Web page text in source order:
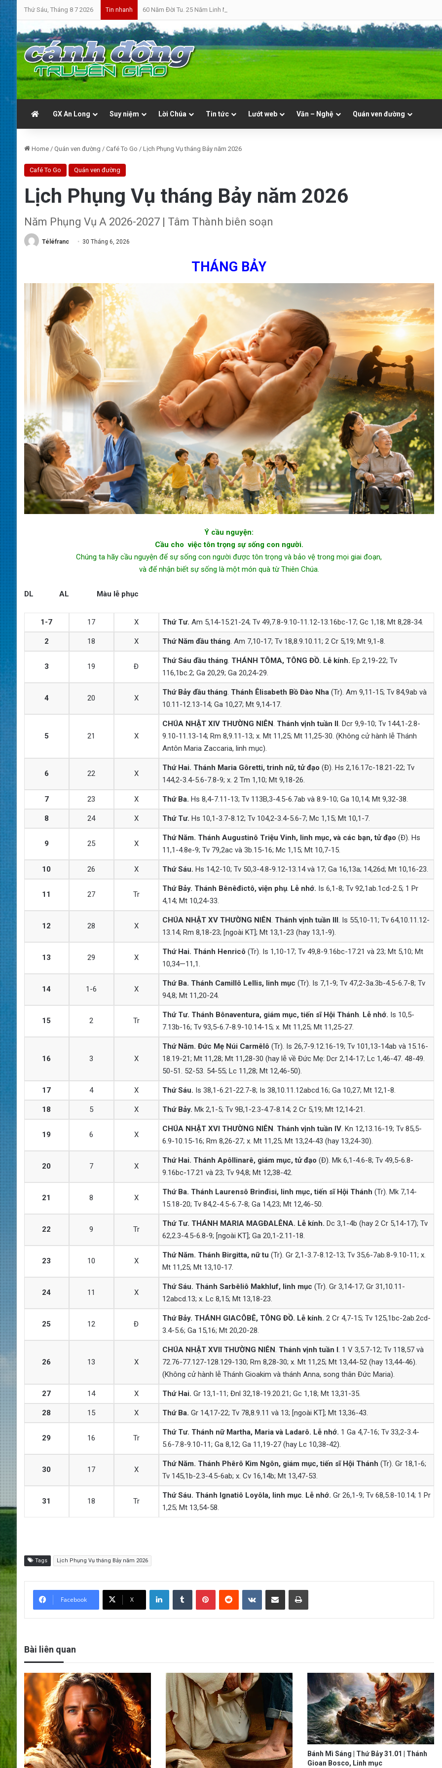
Thứ Sáu, Tháng 8 7 2026 Tin nhanh 60 Năm Đời Tu. 25 Năm Linh Mục. Phần VII: ĐỜI LINH MỤC. Cả Nổ
GX An Long Suy niệm Lời Chúa Tin tức Lướt web Văn – Nghệ Quán ven đường
Home / Quán ven đường / Café To Go / Lịch Phụng Vụ tháng Bảy năm 2026
Café To Go Quán ven đường
Lịch Phụng Vụ tháng Bảy năm 2026
Năm Phụng Vụ A 2026-2027 | Tâm Thành biên soạn
Téléfranc 30 Tháng 6, 2026
THÁNG BẢY
Ý cầu nguyện:
Cầu cho việc tôn trọng sự sống con người.
Chúng ta hãy cầu nguyện để sự sống con người được tôn trọng và bảo vệ trong mọi giai đoạn,
và để nhận biết sự sống là một món quà từ Thiên Chúa.
DL AL Màu lễ phục
1-7 17 X Thứ Tư. Am 5,14-15.21-24; Tv 49,7.8-9.10-11.12-13.16bc-17; Gc 1,18; Mt 8,28-34.
2 18 X Thứ Năm đầu tháng. Am 7,10-17; Tv 18,8.9.10.11; 2 Cr 5,19; Mt 9,1-8.
3 19 Đ
Thứ Sáu đầu tháng. THÁNH TÔMA, TÔNG ĐỒ. Lễ kính. Ep 2,19-22; Tv
116,1bc.2; Ga 20,29; Ga 20,24-29.
4 20 X
Thứ Bảy đầu tháng. Thánh Êlisabeth Bồ Đào Nha(Tr). Am 9,11-15; Tv 84,9ab và
10.11-12.13-14; Ga 10,27; Mt 9,14-17.
5 21 X
CHÚA NHẬT XIV THƯỜNG NIÊN. Thánh vịnh tuần II. Dcr 9,9-10; Tv 144,1-2.8-
9.10-11.13-14; Rm 8,9.11-13; x. Mt 11,25; Mt 11,25-30. (Không cử hành lễ Thánh
Antôn Maria Zaccaria, linh mục).
6 22 X
Thứ Hai. Thánh Maria Gôretti, trinh nữ, tử đạo (Đ). Hs 2,16.17c-18.21-22; Tv
144,2-3.4-5.6-7.8-9; x. 2 Tm 1,10; Mt 9,18-26.
7 23 X Thứ Ba. Hs 8,4-7.11-13; Tv 113B,3-4.5-6.7ab và 8.9-10; Ga 10,14; Mt 9,32-38.
8 24 X Thứ Tư. Hs 10,1-3.7-8.12; Tv 104,2-3.4-5.6-7; Mc 1,15; Mt 10,1-7.
9 25 X
Thứ Năm. Thánh Augustinô Triệu Vinh, linh mục, và các bạn, tử đạo (Đ). Hs
11,1-4.8e-9; Tv 79,2ac và 3b.15-16; Mc 1,15; Mt 10,7-15.
10 26 X Thứ Sáu. Hs 14,2-10; Tv 50,3-4.8-9.12-13.14 và 17; Ga 16,13a; 14,26d; Mt 10,16-23.
11 27 Tr
Thứ Bảy. Thánh Bênêđictô, viện phụ. Lễ nhớ. Is 6,1-8; Tv 92,1ab.1cd-2.5; 1 Pr
4,14; Mt 10,24-33.
12 28 X
CHÚA NHẬT XV THƯỜNG NIÊN. Thánh vịnh tuần III. Is 55,10-11; Tv 64,10.11.12-
13.14; Rm 8,18-23; [ngoài KT]; Mt 13,1-23 (hay 13,1-9).
13 29 X
Thứ Hai. Thánh Henricô (Tr). Is 1,10-17; Tv 49,8-9.16bc-17.21 và 23; Mt 5,10; Mt
10,34—11,1.
14 1-6 X
Thứ Ba. Thánh Camillô Lellis, linh mục (Tr). Is 7,1-9; Tv 47,2-3a.3b-4.5-6.7-8; Tv
94,8; Mt 11,20-24.
15 2 Tr
Thứ Tư. Thánh Bônaventura, giám mục, tiến sĩ Hội Thánh. Lễ nhớ. Is 10,5-
7.13b-16; Tv 93,5-6.7-8.9-10.14-15; x. Mt 11,25; Mt 11,25-27.
16 3 X
Thứ Năm. Đức Mẹ Núi Carmêlô (Tr). Is 26,7-9.12.16-19; Tv 101,13-14ab và 15.16-
18.19-21; Mt 11,28; Mt 11,28-30 (hay lễ về Đức Mẹ: Dcr 2,14-17; Lc 1,46-47. 48-49.
50-51. 52-53. 54-55; Lc 11,28; Mt 12,46-50).
17 4 X Thứ Sáu. Is 38,1-6.21-22.7-8; Is 38,10.11.12abcd.16; Ga 10,27; Mt 12,1-8.
18 5 X Thứ Bảy. Mk 2,1-5; Tv 9B,1-2.3-4.7-8.14; 2 Cr 5,19; Mt 12,14-21.
19 6 X
CHÚA NHẬT XVI THƯỜNG NIÊN. Thánh vịnh tuần IV. Kn 12,13.16-19; Tv 85,5-
6.9-10.15-16; Rm 8,26-27; x. Mt 11,25; Mt 13,24-43 (hay 13,24-30).
20 7 X
Thứ Hai. Thánh Apôllinarê, giám mục, tử đạo (Đ). Mk 6,1-4.6-8; Tv 49,5-6.8-
9.16bc-17.21 và 23; Tv 94,8; Mt 12,38-42.
21 8 X
Thứ Ba. Thánh Laurensô Brinđisi, linh mục, tiến sĩ Hội Thánh (Tr). Mk 7,14-
15.18-20; Tv 84,2-4.5-6.7-8; Ga 14,23; Mt 12,46-50.
22 9 Tr
Thứ Tư. THÁNH MARIA MAGĐALÊNA. Lễ kính. Dc 3,1-4b (hay 2 Cr 5,14-17); Tv
62,2.3-4.5-6.8-9; [ngoài KT]; Ga 20,1-2.11-18.
23 10 X
Thứ Năm. Thánh Birgitta, nữ tu (Tr). Gr 2,1-3.7-8.12-13; Tv 35,6-7ab.8-9.10-11; x.
Mt 11,25; Mt 13,10-17.
24 11 X
Thứ Sáu. Thánh Sarbêliô Makhluf, linh mục (Tr). Gr 3,14-17; Gr 31,10.11-
12abcd.13; x. Lc 8,15; Mt 13,18-23.
25 12 Đ
Thứ Bảy. THÁNH GIACÔBÊ, TÔNG ĐỒ. Lễ kính. 2 Cr 4,7-15; Tv 125,1bc-2ab.2cd-
3.4-5.6; Ga 15,16; Mt 20,20-28.
26 13 X
CHÚA NHẬT XVII THƯỜNG NIÊN. Thánh vịnh tuần I. 1 V 3,5.7-12; Tv 118,57 và
72.76-77.127-128.129-130; Rm 8,28-30; x. Mt 11,25; Mt 13,44-52 (hay 13,44-46).
(Không cử hành lễ Thánh Gioakim và thánh Anna, song thân Đức Maria).
27 14 X Thứ Hai. Gr 13,1-11; Đnl 32,18-19.20.21; Gc 1,18; Mt 13,31-35.
28 15 X Thứ Ba. Gr 14,17-22; Tv 78,8.9.11 và 13; [ngoài KT]; Mt 13,36-43.
29 16 Tr
Thứ Tư. Thánh nữ Martha, Maria và Ladarô. Lễ nhớ. 1 Ga 4,7-16; Tv 33,2-3.4-
5.6-7.8-9.10-11; Ga 8,12; Ga 11,19-27 (hay Lc 10,38-42).
30 17 X
Thứ Năm. Thánh Phêrô Kim Ngôn, giám mục, tiến sĩ Hội Thánh (Tr). Gr 18,1-6;
Tv 145,1b-2.3-4.5-6ab; x. Cv 16,14b; Mt 13,47-53.
31 18 Tr
Thứ Sáu. Thánh Ignatiô Loyôla, linh mục. Lễ nhớ. Gr 26,1-9; Tv 68,5.8-10.14; 1 Pr
1,25; Mt 13,54-58.
Tags Lịch Phụng Vụ tháng Bảy năm 2026
Facebook X
LinkedIn Tumblr Pinterest Reddit VKontakte Share via Email Print
Bài liên quan
Bánh Mì Sáng | Thứ Bảy 31.01 | Thánh
Gioan Bosco, Linh mục